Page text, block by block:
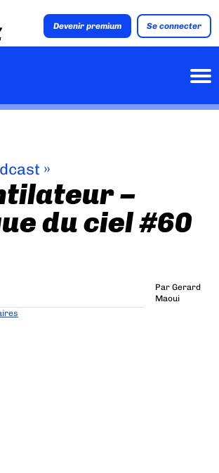
Devenir premium Se connecter
»
–
du ciel #60
Par Gerard
Maoui